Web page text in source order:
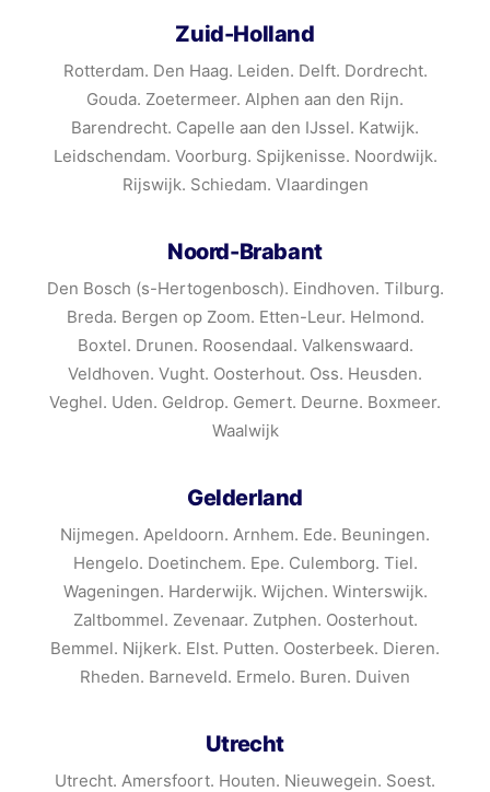
Zuid-Holland
Rotterdam. Den Haag. Leiden. Delft. Dordrecht.
Gouda. Zoetermeer. Alphen aan den Rijn.
Barendrecht. Capelle aan den IJssel. Katwijk.
Leidschendam. Voorburg. Spijkenisse. Noordwijk.
Rijswijk. Schiedam. Vlaardingen
Noord-Brabant
Den Bosch (s-Hertogenbosch). Eindhoven. Tilburg.
Breda. Bergen op Zoom. Etten-Leur. Helmond.
Boxtel. Drunen. Roosendaal. Valkenswaard.
Veldhoven. Vught. Oosterhout. Oss. Heusden.
Veghel. Uden. Geldrop. Gemert. Deurne. Boxmeer.
Waalwijk
Gelderland
Nijmegen. Apeldoorn. Arnhem. Ede. Beuningen.
Hengelo. Doetinchem. Epe. Culemborg. Tiel.
Wageningen. Harderwijk. Wijchen. Winterswijk.
Zaltbommel. Zevenaar. Zutphen. Oosterhout.
Bemmel. Nijkerk. Elst. Putten. Oosterbeek. Dieren.
Rheden. Barneveld. Ermelo. Buren. Duiven
Utrecht
Utrecht. Amersfoort. Houten. Nieuwegein. Soest.